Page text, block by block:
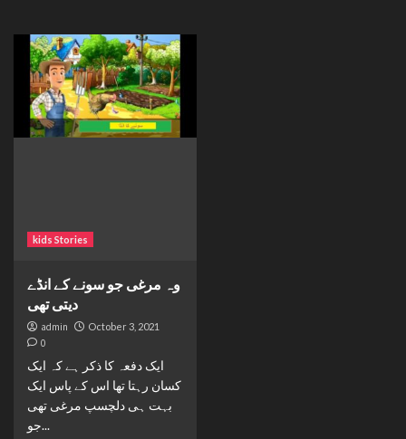
kids Stories
وہ مرغی جو سونے کے انڈے
دیتی تھی
admin October 3, 2021
0
ایک دفعہ کا ذکر ہے کہ ایک
کسان رہتا تھا اس کے پاس ایک
بہت ہی دلچسپ مرغی تھی
جو...